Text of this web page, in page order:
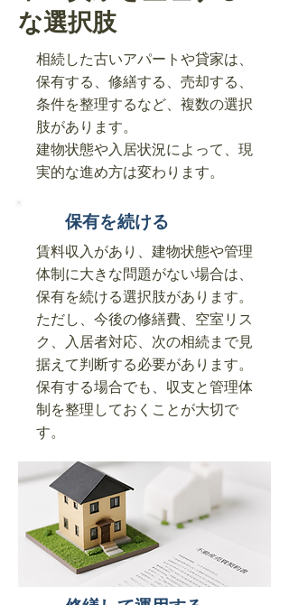
な選択肢
相続した古いアパートや貸家は、
保有する、修繕する、売却する、
条件を整理するなど、複数の選択
肢があります。
建物状態や入居状況によって、現
実的な進め方は変わります。
保有を続ける
賃料収入があり、建物状態や管理
体制に大きな問題がない場合は、
保有を続ける選択肢があります。
ただし、今後の修繕費、空室リス
ク、入居者対応、次の相続まで見
据えて判断する必要があります。
保有する場合でも、収支と管理体
制を整理しておくことが大切で
す。